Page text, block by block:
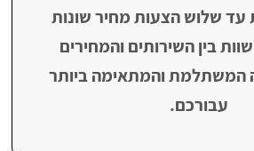
שלוש הצעות מחיר שונות
בין השירותים והמחירים
המשתלמת והמתאימה ביותר
עבורכם.